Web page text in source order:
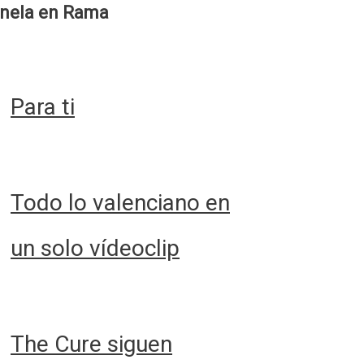
en Rama
Para ti
Todo lo valenciano en
un solo vídeoclip
The Cure siguen